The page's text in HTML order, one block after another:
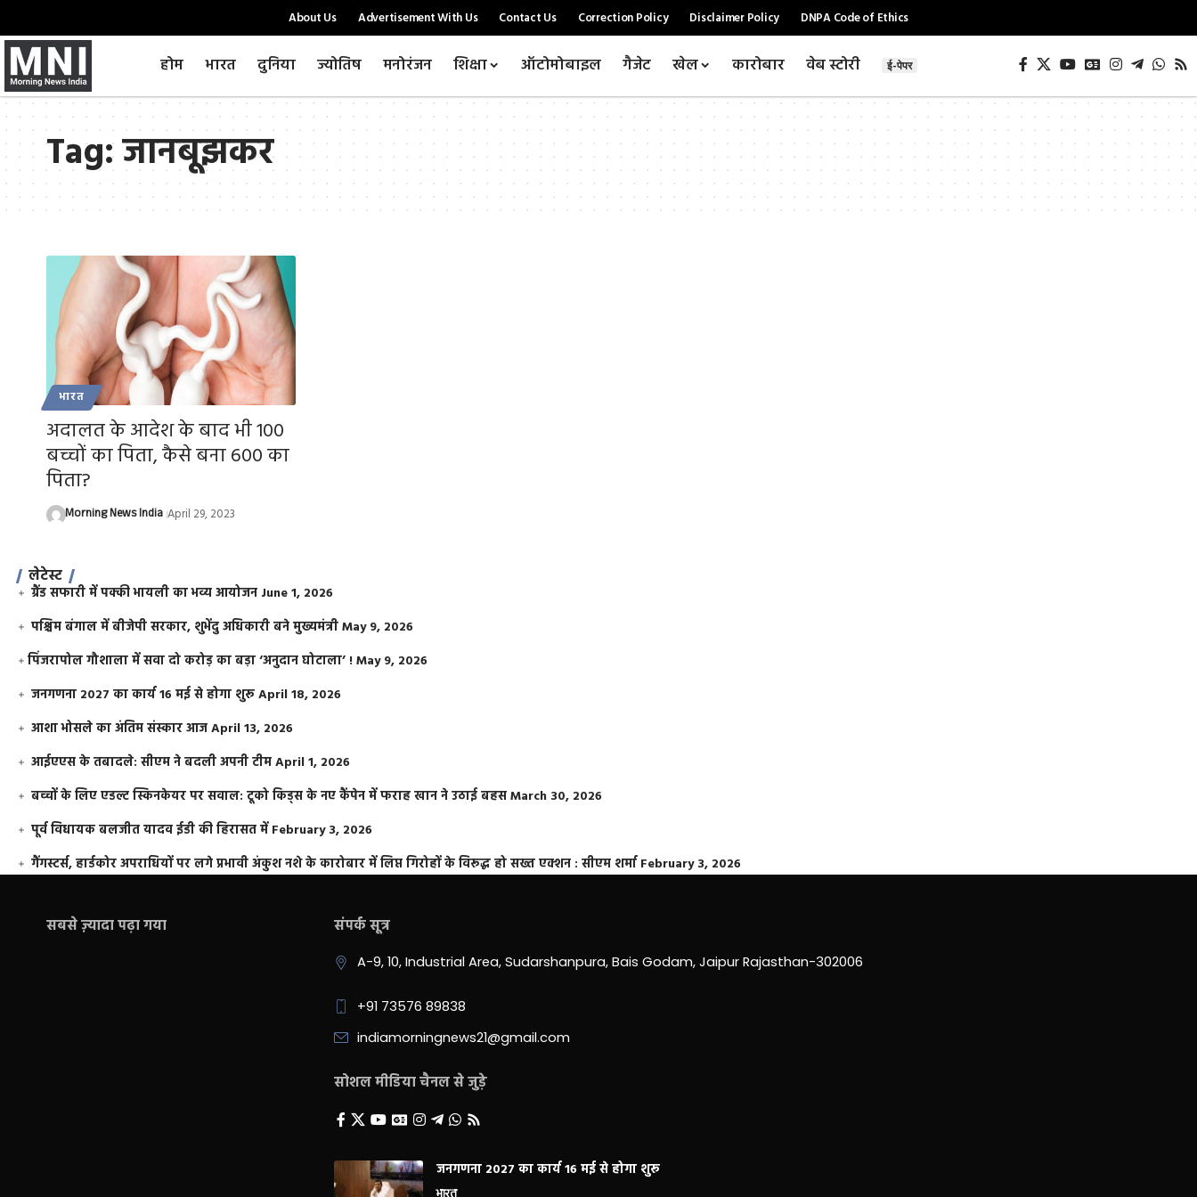
About Us Advertisement With Us Contact Us Correction Policy Disclaimer Policy DNPA Code of Ethics
होम भारत दुनिया ज्योतिष मनोरंजन शिक्षा ऑटोमोबाइल गैजेट खेल कारोबार वेब स्टोरी ई-पेपर
Tag:जानबूझकर
भारत
अदालत के आदेश के बाद भी 100
बच्चों का पिता, कैसे बना 600 का
पिता?
Morning News India April 29, 2023
लेटेस्ट
ग्रैंड सफारी में पक्की भायली का भव्य आयोजन June 1, 2026
पश्चिम बंगाल में बीजेपी सरकार, शुभेंदु अधिकारी बने मुख्यमंत्रीMay 9, 2026
​पिंजरापोल गौशाला में सवा दो करोड़ का बड़ा ‘अनुदान घोटाला’ !May 9, 2026
जनगणना 2027 का कार्य 16 मई से होगा शुरूApril 18, 2026
आशा भोसले का अंतिम संस्कार आजApril 13, 2026
आईएएस के तबादले: सीएम ने बदली अपनी टीमApril 1, 2026
बच्चों के लिए एडल्ट स्किनकेयर पर सवाल: टूको किड्स के नए कैंपेन में फराह खान ने उठाई बहसMarch 30, 2026
पूर्व विधायक बलजीत यादव ईडी की हिरासत में February 3, 2026
गैंगस्टर्स, हार्डकोर अपराधियों पर लगे प्रभावी अंकुश नशे के कारोबार में लिप्त गिरोहों के विरूद्ध हो सख्त एक्शन : सीएम शर्मा February 3, 2026
सबसे ज़्यादा पढ़ा गया संपर्क सूत्र
A-9, 10, Industrial Area, Sudarshanpura, Bais Godam, Jaipur Rajasthan-302006
+91 73576 89838
indiamorningnews21@gmail.com
सोशल मीडिया चैनल से जुड़े
जनगणना 2027 का कार्य 16 मई से होगा शुरू